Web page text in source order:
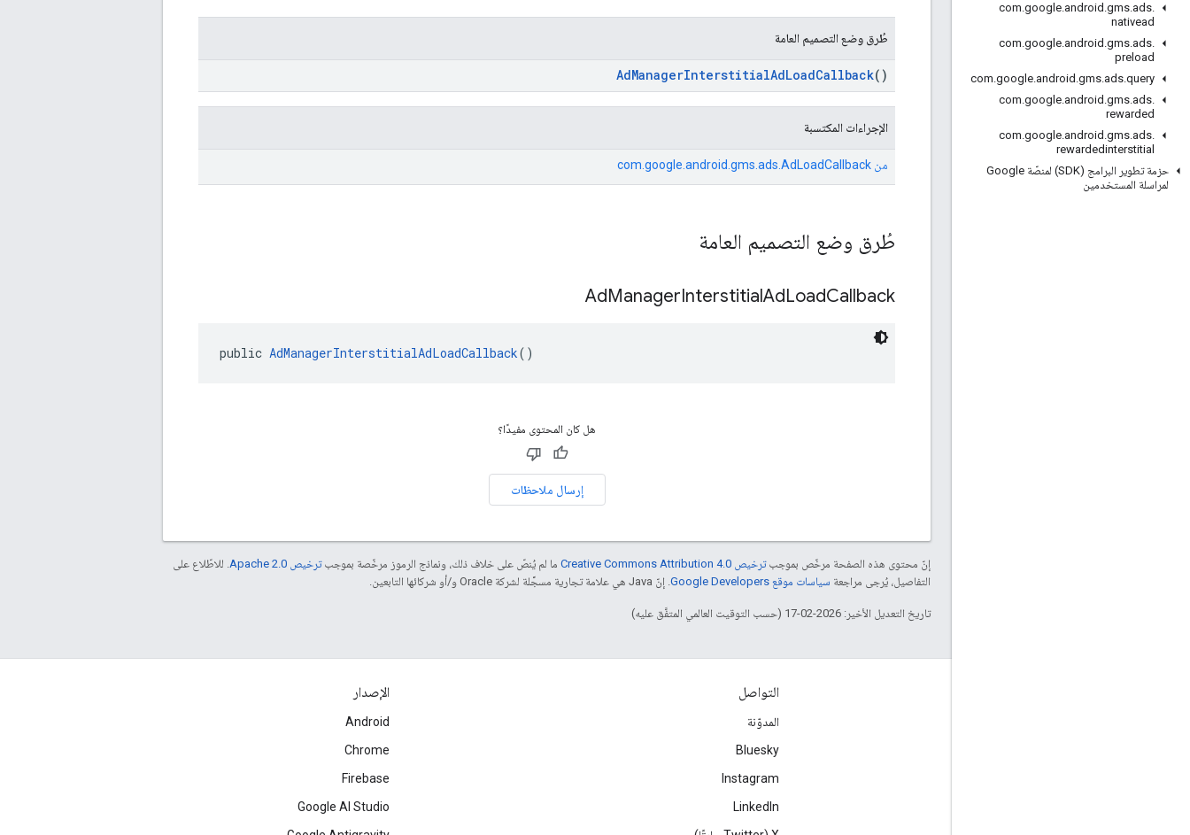
com.google.android .gms.ads.
nativead
com.google.android .gms.ads.
preload
com.google.android .gms.ads.query
com.google.android .gms.ads.
rewarded
com.google.android .gms.ads.
rewardedinterstitial
حزمة تطوير البرامج (SDK) لمنصّة Google
لمراسلة المستخدمين
طُرق وضع التصميم العامة
AdManagerInterstitialAdLoadCallback()
الإجراءات المكتسبة
من com.google.android.gms.ads.AdLoadCallback
طُرق وضع التصميم العامة
AdManagerInterstitialAdLoadCallback
public AdManagerInterstitialAdLoadCallback()
هل كان المحتوى مفيدًا؟
إرسال ملاحظات
إنّ محتوى هذه الصفحة مرخّص بموجبترخيص Creative Commons Attribution 4.0‏ ما لم يُنصّ على خلاف ذلك، ونماذج الرموز مرخّصة بموجبترخيص Apache 2.0‏
. للاطّلاع على
التفاصيل، يُرجى مراجعة سياسات موقع Google Developers‏ . إنّ Java هي علامة تجارية مسجَّلة لشركة Oracle و/أو شركائها التابعين.
تاريخ التعديل الأخير: 2026-02-17 (حسب التوقيت العالمي المتفَّق عليه)
التواصل
المدوّنة
Bluesky
Instagram
LinkedIn
الإصدار
Android
Chrome
Firebase
Google AI Studio